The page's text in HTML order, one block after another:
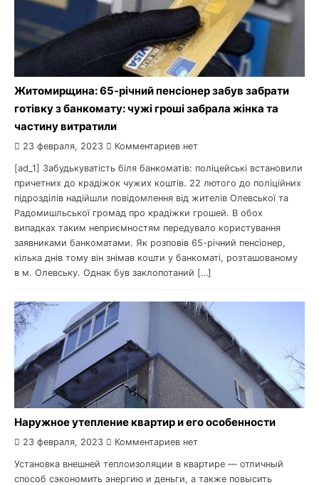
Житомирщина: 65-річний пенсіонер забув забрати
готівку з банкомату: чужі гроші забрала жінка та
частину витратили
23 февраля, 2023 Комментариев нет
[ad_1] Забудькуватість біля банкоматів: поліцейські встановили
причетних до крадіжок чужих коштів. 22 лютого до поліційних
підрозділів надійшли повідомлення від жителів Олевської та
Радомишльської громад про крадіжки грошей. В обох
випадках таким неприємностям передувало користування
заявниками банкоматами. Як розповів 65-річний пенсіонер,
кілька днів тому він знімав кошти у банкоматі, розташованому
в м. Олевську. Однак був заклопотаний […]
Наружное утепление квартир и его особенности
23 февраля, 2023 Комментариев нет
Установка внешней теплоизоляции в квартире — отличный
способ сэкономить энергию и деньги, а также повысить